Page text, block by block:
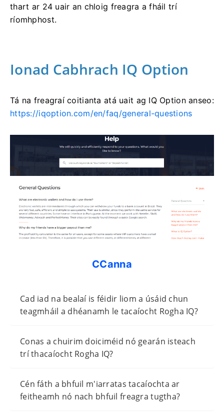
thart ar 24 uair an chloig freagra a fháil trí
ríomhphost.
Ionad Cabhrach IQ Option
Tá na freagraí coitianta atá uait ag IQ Option anseo:
https://iqoption.com/en/faq/general-questions
CCanna
Cad iad na bealaí is féidir liom a úsáid chun
teagmháil a dhéanamh le tacaíocht Rogha IQ?
Conas a chuirim doiciméid nó gearán isteach
trí thacaíocht Rogha IQ?
Cén fáth a bhfuil m'iarratas tacaíochta ar
feitheamh nó nach bhfuil freagra tugtha?